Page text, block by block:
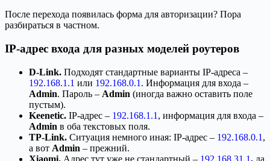
После перехода появилась форма для авторизации? Пора
разбираться в частном.
IP-адрес входа для разных моделей роутеров
D-Link. Подходят стандартные варианты IP-адреса –
192.168.1.1 или 192.168.0.1 . Информация для входа –
Admin. Пароль – Admin (иногда важно оставить поле
пустым).
Keenetic. IP-адрес – 192.168.1.1 , информация для входа –
Admin в оба текстовых поля.
TP-Link. Ситуация немного иная: IP-адрес – 192.168.0.1 ,
а вот Admin – прежний.
Xiaomi. Адрес тут уже не стандартный – 192.168.31.1, да